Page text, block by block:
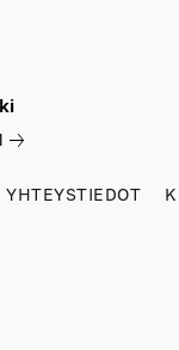
YHTEYSTIEDOT